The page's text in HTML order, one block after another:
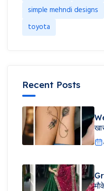
simple mehndi designs
toyota
Recent Posts